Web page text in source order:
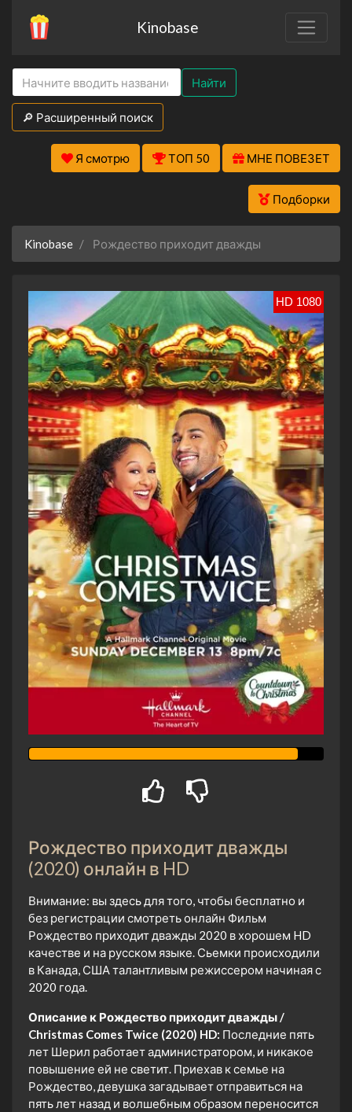
Kinobase
Найти
🔎 Расширенный поиск
Я смотрю ТОП 50 МНЕ ПОВЕЗЕТ
Подборки
Kinobase Рождество приходит дважды
HD 1080
Рождество приходит дважды
(2020) онлайн в HD
Внимание: вы здесь для того, чтобы бесплатно и
без регистрации смотреть онлайн Фильм
Рождество приходит дважды 2020 в хорошем HD
качестве и на русском языке. Сьемки происходили
в Канада, США талантливым режиссером начиная с
2020 года.
Описание к Рождество приходит дважды /
Christmas Comes Twice (2020) HD: Последние пять
лет Шерил работает администратором, и никакое
повышение ей не светит. Приехав к семье на
Рождество, девушка загадывает отправиться на
пять лет назад и волшебным образом переносится